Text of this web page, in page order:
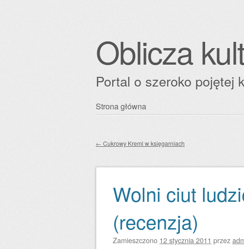
Oblicza
Portal o szeroko pojętej
Przejdź
Strona główna
Zobacz wpisy
← Cukrowy Kreml w księgarniach
Wolni ciut
(recenzja)
Zamieszczono 12 stycznia 2011 przez